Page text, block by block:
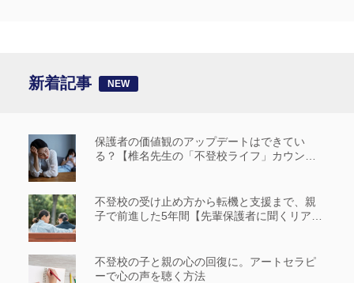
新着記事
保護者の価値観のアップデートはできてい
る？【椎名先生の「不登校ライフ」カウンセ
不登校の受け止め方から転機と支援まで、親
子で前進した5年間【先輩保護者に聞くリアル
不登校の子と親の心の回復に。アートセラピ
ーで心の声を聴く方法